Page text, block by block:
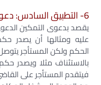
6- التطبيق السادس: دعوى التمكين:
يقصد بدعوى التمكين
عليه ومثالها أن يصدر
الحكم ولكن المستأجر
بالاستئناف مثلا ويصدر
فيتقدم المستأجر على